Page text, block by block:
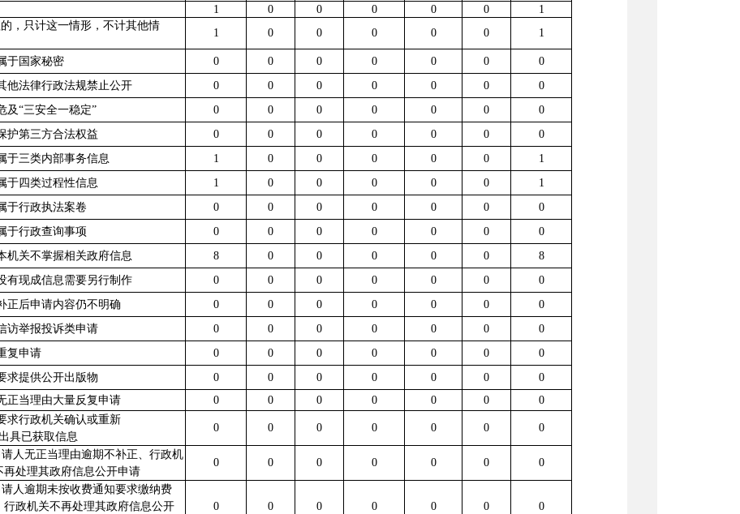
1 0 0 0 0 0
1
，只计这一情形，不计其他情
1 0 0 0 0 0 1
于国家秘密 0 0 0 0 0 0
0
他法律行政法规禁止公开
0 0 0 0 0 0
0
及“三安全一稳定”
0 0 0 0 0 0
0
护第三方合法权益
0 0 0 0 0 0
0
于三类内部事务信息
1 0 0 0 0 0
1
于四类过程性信息
1 0 0 0 0 0
1
于行政执法案卷
0 0 0 0 0 0
0
于行政查询事项
0 0 0 0 0 0 0
机关不掌握相关政府信息 8 0 0 0 0 0
8
有现成信息需要另行制作
0 0 0 0 0 0
0
正后申请内容仍不明确
0 0 0 0 0 0 0
访举报投诉类申请 0 0 0 0 0 0
0
复申请
0 0 0 0 0 0
0
求提供公开出版物
0 0 0 0 0 0
0
正当理由大量反复申请
0 0 0 0 0 0
0
求行政机关确认或重新
具已获取信息
0 0 0 0 0 0 0
请人无正当理由逾期不补正、行政机
再处理其政府信息公开申请
0 0 0 0 0 0 0
人逾期未按收费通知要求缴纳费
行政机关不再处理其政府信息公开
0 0 0 0 0 0 0